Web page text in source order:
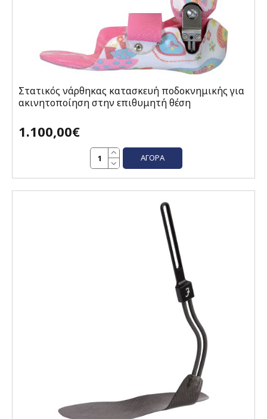
Στατικός νάρθηκας κατασκευή ποδοκνημικής για
ακινητοποίηση στην επιθυμητή θέση
1.100,00€
ΑΓΟΡΆ